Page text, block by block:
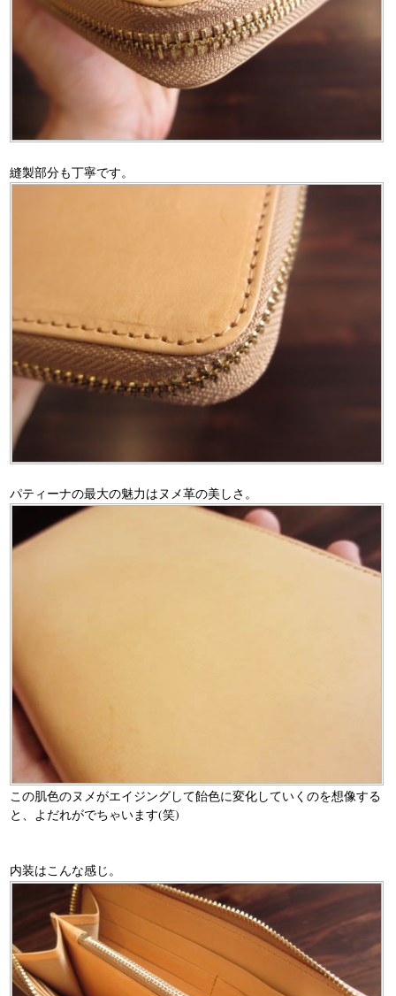
縫製部分も丁寧です。
パティーナの最大の魅力はヌメ革の美しさ。
この肌色のヌメがエイジングして飴色に変化していくのを想像する
と、よだれがでちゃいます(笑)
内装はこんな感じ。